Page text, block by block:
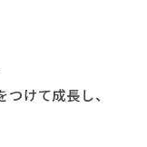
けて成長し、